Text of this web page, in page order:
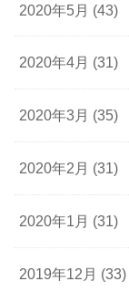
2020年5月 (43)
2020年4月 (31)
2020年3月 (35)
2020年2月 (31)
2020年1月 (31)
2019年12月 (33)